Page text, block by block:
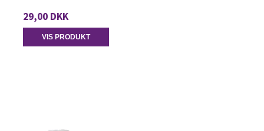
29,00 DKK
VIS PRODUKT